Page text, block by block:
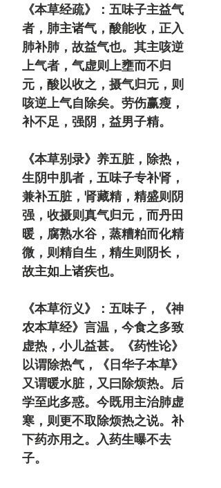
《本草经疏》：五味子主益气
者，肺主诸气，酸能收，正入
肺补肺，故益气也。其主咳逆
上气者，气虚则上壅而不归
元，酸以收之，摄气归元，则
咳逆上气自除矣。劳伤赢瘦，
补不足，强阴，益男子精。
《本草别录》养五脏，除热，
生阴中肌者，五味子专补肾，
兼补五脏，肾藏精，精盛则阴
强，收摄则真气归元，而丹田
暖，腐熟水谷，蒸糟粕而化精
微，则精自生，精生则阴长，
故主如上诸疾也。
《本草衍义》：五味子，《神
农本草经》言温，今食之多致
虚热，小儿益甚。
《药性论》
以谓除热气，《日华子本草》
又谓暖水脏，又曰除烦热。后
学至此多惑。今既用主治肺虚
寒，则更不取除烦热之说。补
下药亦用之。入药生曝不去
子。